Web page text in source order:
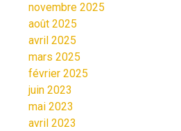
novembre 2025
août 2025
avril 2025
mars 2025
février 2025
juin 2023
mai 2023
avril 2023